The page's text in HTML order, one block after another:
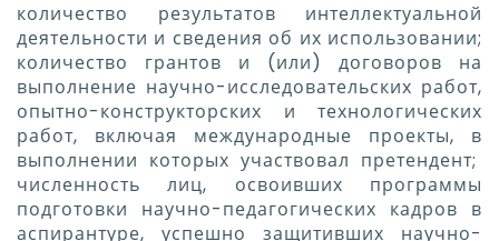
количество результатов интеллектуальной
деятельности и сведения об их использовании;
количество грантов и (или) договоров на
выполнение научно-исследовательских работ,
опытно-конструкторских и технологических
работ, включая международные проекты, в
выполнении которых участвовал претендент;
численность лиц, освоивших программы
подготовки научно-педагогических кадров в
аспирантуре, успешно защитивших научно-